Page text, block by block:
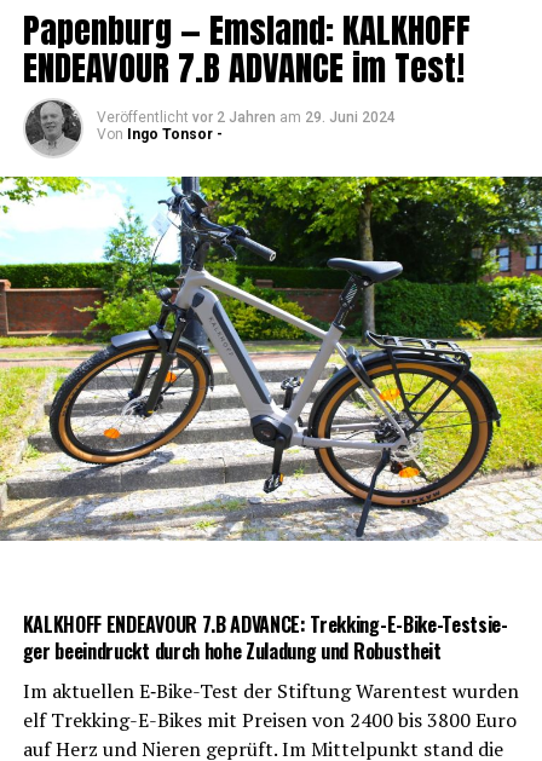
Papen­burg — Ems­land: KALKHOFF
ENDEAVOUR 7.B ADVANCE im Test!
Veröffentlicht vor 2 Jahren am 29. Juni 2024
Von
Ingo Tonsor -
KALKHOFF ENDEAVOUR 7.B ADVANCE: Trek­king-E-Bike-Test­sie­
ger beein­druckt durch hohe Zula­dung und Robustheit
Im aktu­el­len E‑Bike-Test der Stif­tung Waren­test wur­den
elf Trek­king-E-Bikes mit Prei­sen von 2400 bis 3800 Euro
auf Herz und Nie­ren geprüft. Im Mit­tel­punkt stand die